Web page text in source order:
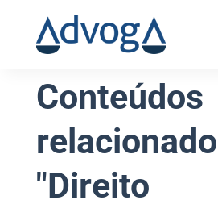
Conteúdos
"Direito